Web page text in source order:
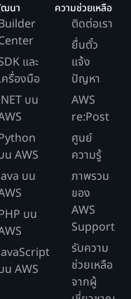
นา
และ
ครื่องมือ
บน
น AWS
บน
บน
น AWS
ความช่วยเหลือ
ติดต่อเรา
ยื่นตั๋ว
แจ้ง
ปัญหา
AWS
re:Post
ศูนย์
ความรู้
ภาพรวม
ของ
AWS
Support
รับความ
ช่วยเหลือ
จากผู้